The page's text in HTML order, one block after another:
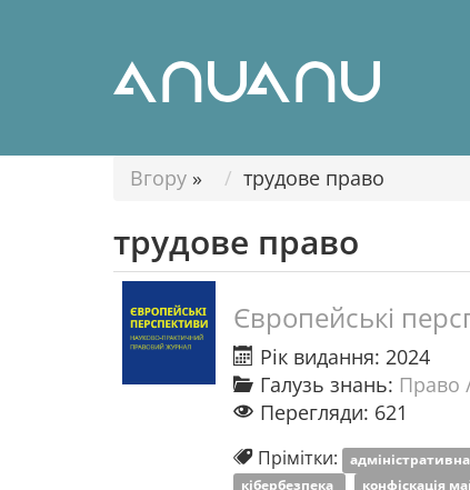
Вгору » трудове право
трудове право
Європейські
Рік видання: 2024
Галузь знань: Право
Перегляди: 621
Прімітки:
кібербезпека
конфіскація